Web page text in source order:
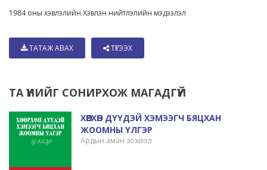
1984 оны хэвлэлийн Хэвлэн нийтлэлийн мэдээлэл
ТАТАЖ АВАХ ТҮГЭЭХ
ТА ҮҮНИЙГ СОНИРХОЖ МАГАДГҮЙ
ХӨӨРХӨН ДҮҮДЭЙ ХЭМЭЭГЧ БЯЦХАН
ЖООМНЫ ҮЛГЭР
Ардын аман зохиол